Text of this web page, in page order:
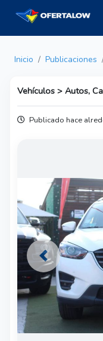
Inicio Publicaciones
Vehículos > Autos,
Publicado hace
Previous